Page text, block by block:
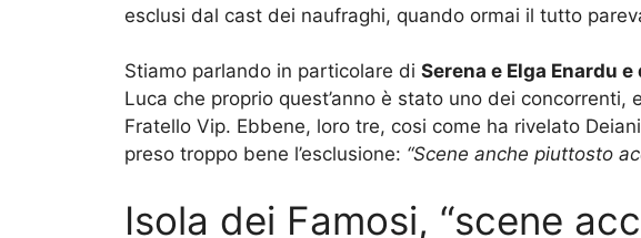
esclusi dal cast dei naufraghi, quando ormai il tutto
Stiamo parlando in particolare di Serena e Elga Enardu
Luca che proprio quest’anno è stato uno dei concorrenti,
Fratello Vip. Ebbene, loro tre, cosi come ha rivelato
preso troppo bene l’esclusione: “Scene anche piuttosto
Isola dei Famosi, “scene